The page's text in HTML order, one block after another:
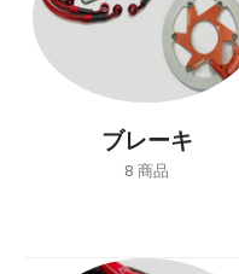
ブレーキ
8 商品